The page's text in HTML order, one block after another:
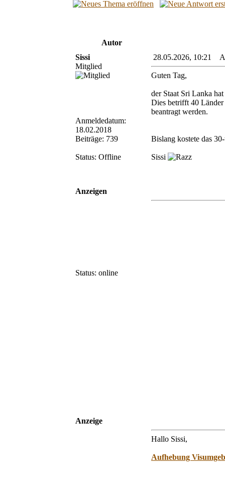
Autor
Sissi
Mitglied
Anmeldedatum:
18.02.2018
Beiträge: 739
Status: Offline
28.05.2026, 10:21
Guten Tag,
der Staat Sri Lanka
Dies betrifft 40 Länder
beantragt werden.
Bislang kostete das
Sissi
Anzeigen
Status: online
Anzeige
Hallo Sissi,
Aufhebung